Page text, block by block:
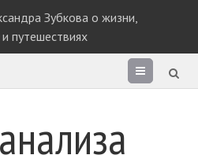
Зубкова о жизни,
путешествиях